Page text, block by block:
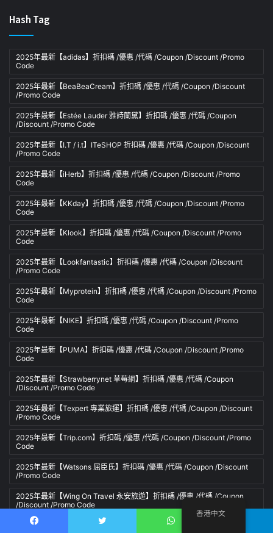
Hash Tag
2025年最新【adidas】折扣碼 /優惠 /代碼 /Coupon /Discount /Promo
Code
2025年最新【BeaBeaCream】折扣碼 /優惠 /代碼 /Coupon /Discount
/Promo Code
2025年最新【Estée Lauder 雅詩蘭黛】折扣碼 /優惠 /代碼 /Coupon
/Discount /Promo Code
2025年最新【I.T / i.t】ITeSHOP 折扣碼 /優惠 /代碼 /Coupon /Discount
/Promo Code
2025年最新【iHerb】折扣碼 /優惠 /代碼 /Coupon /Discount /Promo
Code
2025年最新【KKday】折扣碼 /優惠 /代碼 /Coupon /Discount /Promo
Code
2025年最新【Klook】折扣碼 /優惠 /代碼 /Coupon /Discount /Promo
Code
2025年最新【Lookfantastic】折扣碼 /優惠 /代碼 /Coupon /Discount
/Promo Code
2025年最新【Myprotein】折扣碼 /優惠 /代碼 /Coupon /Discount /Promo
Code
2025年最新【NIKE】折扣碼 /優惠 /代碼 /Coupon /Discount /Promo
Code
2025年最新【PUMA】折扣碼 /優惠 /代碼 /Coupon /Discount /Promo
Code
2025年最新【Strawberrynet 草莓網】折扣碼 /優惠 /代碼 /Coupon
/Discount /Promo Code
2025年最新【Texpert 專業旅運】折扣碼 /優惠 /代碼 /Coupon /Discount
/Promo Code
2025年最新【Trip.com】折扣碼 /優惠 /代碼 /Coupon /Discount /Promo
Code
2025年最新【Watsons 屈臣氏】折扣碼 /優惠 /代碼 /Coupon /Discount
/Promo Code
2025年最新【Wing On Travel 永安旅遊】折扣碼 /優惠 /代碼 /Coupon
/Discount /Promo Code
2025年最新【ZALORA】折扣碼 /優惠 /代碼 /Coupon /Discount /Promo
香港中文